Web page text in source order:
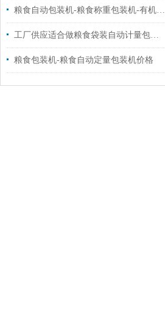
粮食自动包装机-粮食称重包装机-有机肥料包装机厂家
工厂供应适合做粮食袋装自动计量包装机10-50千克
粮食包装机-粮食自动定量包装机价格